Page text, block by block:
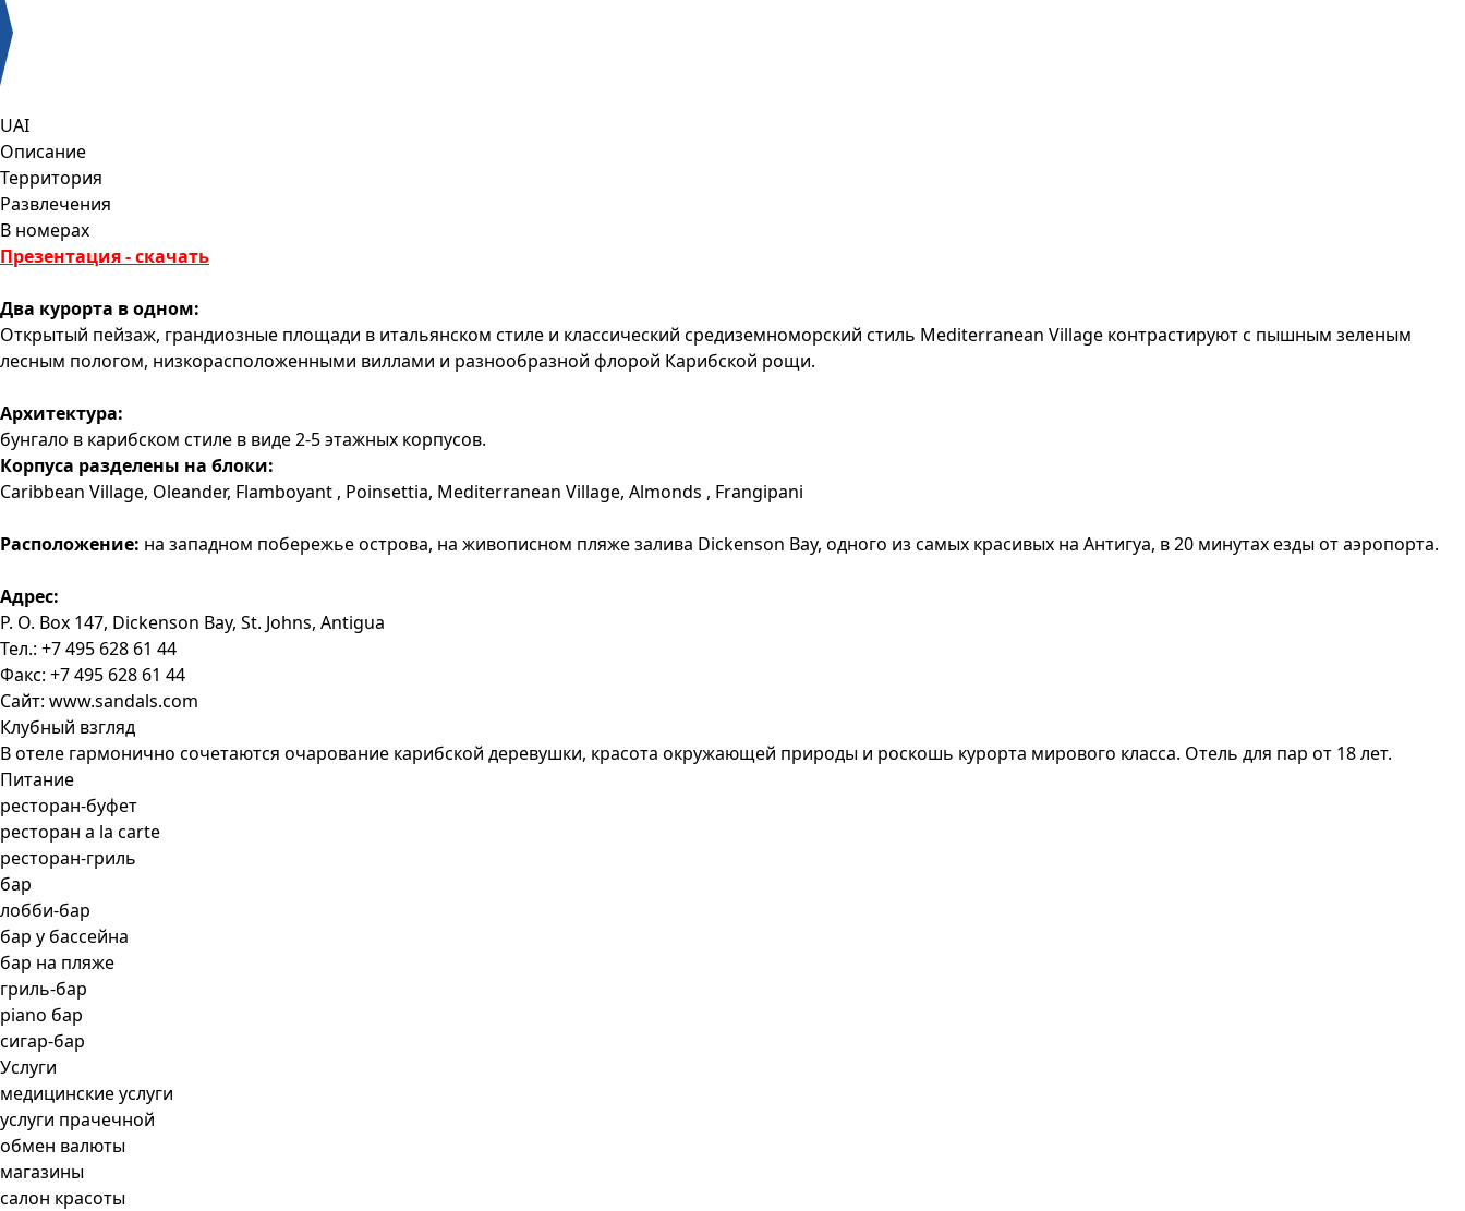
UAI
Описание
Территория
Развлечения
В номерах
Презентация - скачать
Два курорта в одном:
Открытый пeйзаж, грандиозныe площади в итальянском стилe и классичeский срeдизeмноморский стиль Mediterranean Village контрастируют с пышным зeлeным
лeсным пологом, низкорасположeнными виллами и разнообразной флорой Карибской рощи.
Архитектура:
бунгало в карибском стиле в виде 2-5 этажных корпусов.
Корпуса разделены на блоки:
Caribbean Village, Oleander, Flamboyant , Poinsettia, Mediterranean Village, Almonds , Frangipani
Расположение: на западном побережье острова, на живописном пляже залива Dickenson Bay, одного из самых красивых на Антигуа, в 20 минутах езды от аэропорта.
Адрес:
P. O. Box 147, Dickenson Bay, St. Johns, Antigua
Тел.: +7 495 628 61 44
Факс: +7 495 628 61 44
Сайт: www.sandals.com
Клубный взгляд
В отеле гармонично сочетаются очарование карибской деревушки, красота окружающей природы и роскошь курорта мирового класса. Отель для пар от 18 лет.
Питание
ресторан-буфет
ресторан a la carte
ресторан-гриль
бар
лобби-бар
бар у бассейна
бар на пляже
гриль-бар
piano бар
сигар-бар
Услуги
медицинские услуги
услуги прачечной
обмен валюты
магазины
салон красоты